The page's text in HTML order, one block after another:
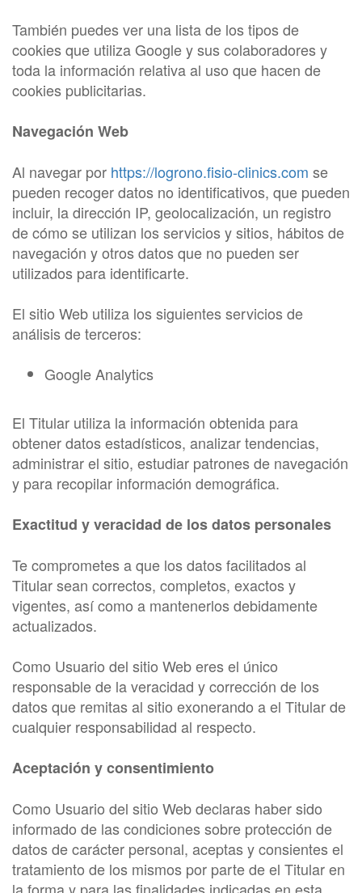
También puedes ver una lista de los tipos de
cookies que utiliza Google y sus colaboradores y
toda la información relativa al uso que hacen de
cookies publicitarias.
Navegación Web
Al navegar por https://logrono.fisio-clinics.com se
pueden recoger datos no identificativos, que pueden
incluir, la dirección IP, geolocalización, un registro
de cómo se utilizan los servicios y sitios, hábitos de
navegación y otros datos que no pueden ser
utilizados para identificarte.
El sitio Web utiliza los siguientes servicios de
análisis de terceros:
Google Analytics
El Titular utiliza la información obtenida para
obtener datos estadísticos, analizar tendencias,
administrar el sitio, estudiar patrones de navegación
y para recopilar información demográfica.
Exactitud y veracidad de los datos personales
Te comprometes a que los datos facilitados al
Titular sean correctos, completos, exactos y
vigentes, así como a mantenerlos debidamente
actualizados.
Como Usuario del sitio Web eres el único
responsable de la veracidad y corrección de los
datos que remitas al sitio exonerando a el Titular de
cualquier responsabilidad al respecto.
Aceptación y consentimiento
Como Usuario del sitio Web declaras haber sido
informado de las condiciones sobre protección de
datos de carácter personal, aceptas y consientes el
tratamiento de los mismos por parte de el Titular en